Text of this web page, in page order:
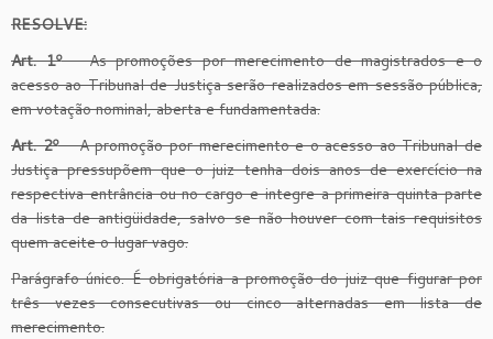
RESOLVE:
Art. 1º– As promoções por merecimento de magistrados e o
acesso ao Tribunal de Justiça serão realizados em sessão pública,
em votação nominal, aberta e fundamentada.
Art. 2º– A promoção por merecimento e o acesso ao Tribunal de
Justiça pressupõem que o juiz tenha dois anos de exercício na
respectiva entrância ou no cargo e integre a primeira quinta parte
da lista de antigüidade, salvo se não houver com tais requisitos
quem aceite o lugar vago.
Parágrafo único. É obrigatória a promoção do juiz que figurar por
três vezes consecutivas ou cinco alternadas em lista de
merecimento.